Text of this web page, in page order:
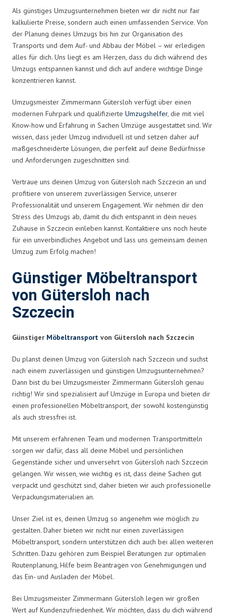
Als günstiges Umzugsunternehmen bieten wir dir nicht nur fair
kalkulierte Preise, sondern auch einen umfassenden Service. Von
der Planung deines Umzugs bis hin zur Organisation des
Transports und dem Auf- und Abbau der Möbel – wir erledigen
alles für dich. Uns liegt es am Herzen, dass du dich während des
Umzugs entspannen kannst und dich auf andere wichtige Dinge
konzentrieren kannst.
Umzugsmeister Zimmermann Gütersloh verfügt über einen
modernen Fuhrpark und qualifizierte Umzugshelfer, die mit viel
Know-how und Erfahrung in Sachen Umzüge ausgestattet sind. Wir
wissen, dass jeder Umzug individuell ist und setzen daher auf
maßgeschneiderte Lösungen, die perfekt auf deine Bedürfnisse
und Anforderungen zugeschnitten sind.
Vertraue uns deinen Umzug von Gütersloh nach Szczecin an und
profitiere von unserem zuverlässigen Service, unserer
Professionalität und unserem Engagement. Wir nehmen dir den
Stress des Umzugs ab, damit du dich entspannt in dein neues
Zuhause in Szczecin einleben kannst. Kontaktiere uns noch heute
für ein unverbindliches Angebot und lass uns gemeinsam deinen
Umzug zum Erfolg machen!
Günstiger Möbeltransport
von Gütersloh nach
Szczecin
Günstiger Möbeltransport von Gütersloh nach Szczecin
Du planst deinen Umzug von Gütersloh nach Szczecin und suchst
nach einem zuverlässigen und günstigen Umzugsunternehmen?
Dann bist du bei Umzugsmeister Zimmermann Gütersloh genau
richtig! Wir sind spezialisiert auf Umzüge in Europa und bieten dir
einen professionellen Möbeltransport, der sowohl kostengünstig
als auch stressfrei ist.
Mit unserem erfahrenen Team und modernen Transportmitteln
sorgen wir dafür, dass all deine Möbel und persönlichen
Gegenstände sicher und unversehrt von Gütersloh nach Szczecin
gelangen. Wir wissen, wie wichtig es ist, dass deine Sachen gut
verpackt und geschützt sind, daher bieten wir auch professionelle
Verpackungsmaterialien an.
Unser Ziel ist es, deinen Umzug so angenehm wie möglich zu
gestalten. Daher bieten wir nicht nur einen zuverlässigen
Möbeltransport, sondern unterstützen dich auch bei allen weiteren
Schritten. Dazu gehören zum Beispiel Beratungen zur optimalen
Routenplanung, Hilfe beim Beantragen von Genehmigungen und
das Ein- und Ausladen der Möbel.
Bei Umzugsmeister Zimmermann Gütersloh legen wir großen
Wert auf Kundenzufriedenheit. Wir möchten, dass du dich während